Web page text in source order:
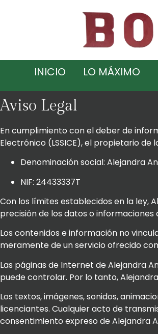
INICIO LO MÁXIMO
Aviso Legal
En cumplimiento con el deber de
Electrónico (LSSICE), el propietario de
Denominación social: Alejandra
NIF: 24433337T
Con los límites establecidos en la ley,
precisión de los datos o informaciones
Los contenidos e información no
meramente de un servicio ofrecido
Las páginas de Internet de Alejandra
puede controlar. Por lo tanto,
Los textos, imágenes, sonidos,
licenciantes. Cualquier acto de
consentimiento expreso de Alejandra